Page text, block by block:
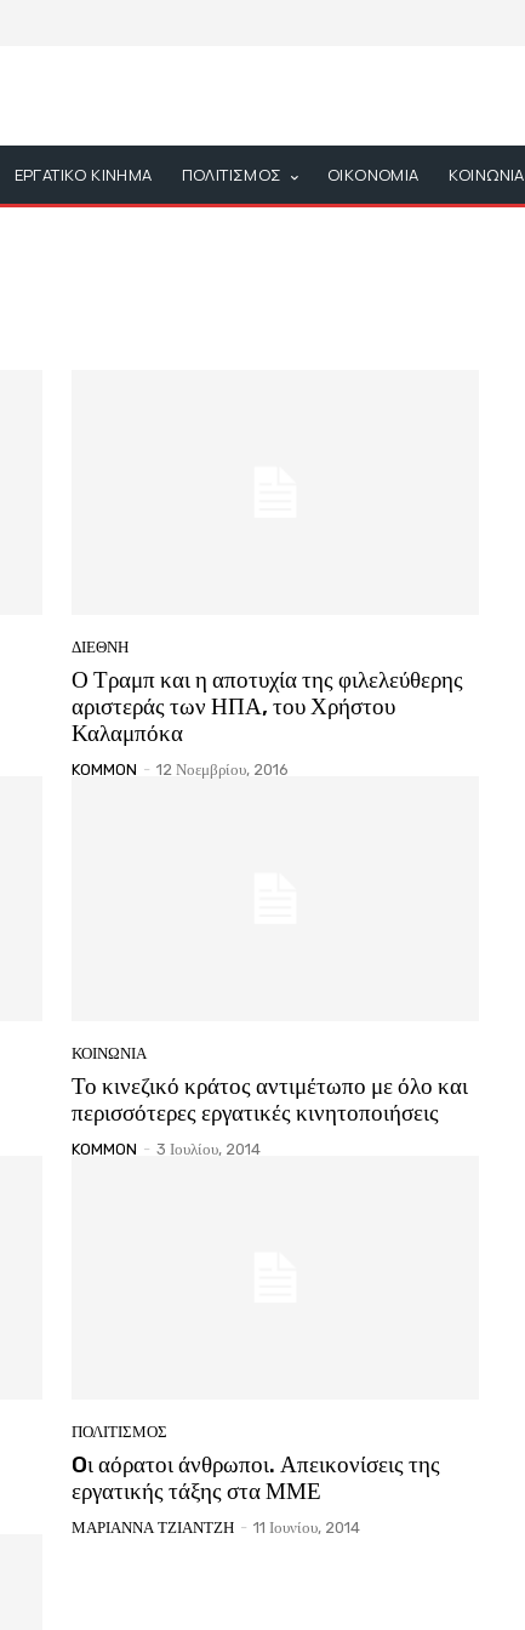
ΕΡΓΑΤΙΚΟ ΚΙΝΗΜΑ ΠΟΛΙΤΙΣΜΟΣ ΟΙΚΟΝΟΜΙΑ ΚΟΙΝΩΝΙΑ
ΔΙΕΘΝΗ
Ο Τραμπ και η αποτυχία της φιλελεύθερης
αριστεράς των ΗΠΑ, του Χρήστου
Καλαμπόκα
KOMMON - 12 Νοεμβρίου, 2016
ΚΟΙΝΩΝΙΑ
Το κινεζικό κράτος αντιμέτωπο με όλο και
περισσότερες εργατικές κινητοποιήσεις
KOMMON - 3 Ιουλίου, 2014
ΠΟΛΙΤΙΣΜΟΣ
Oι αόρατοι άνθρωποι. Απεικονίσεις της
εργατικής τάξης στα ΜΜΕ
ΜΑΡΙΑΝΝΑ ΤΖΙΑΝΤΖΗ - 11 Ιουνίου, 2014